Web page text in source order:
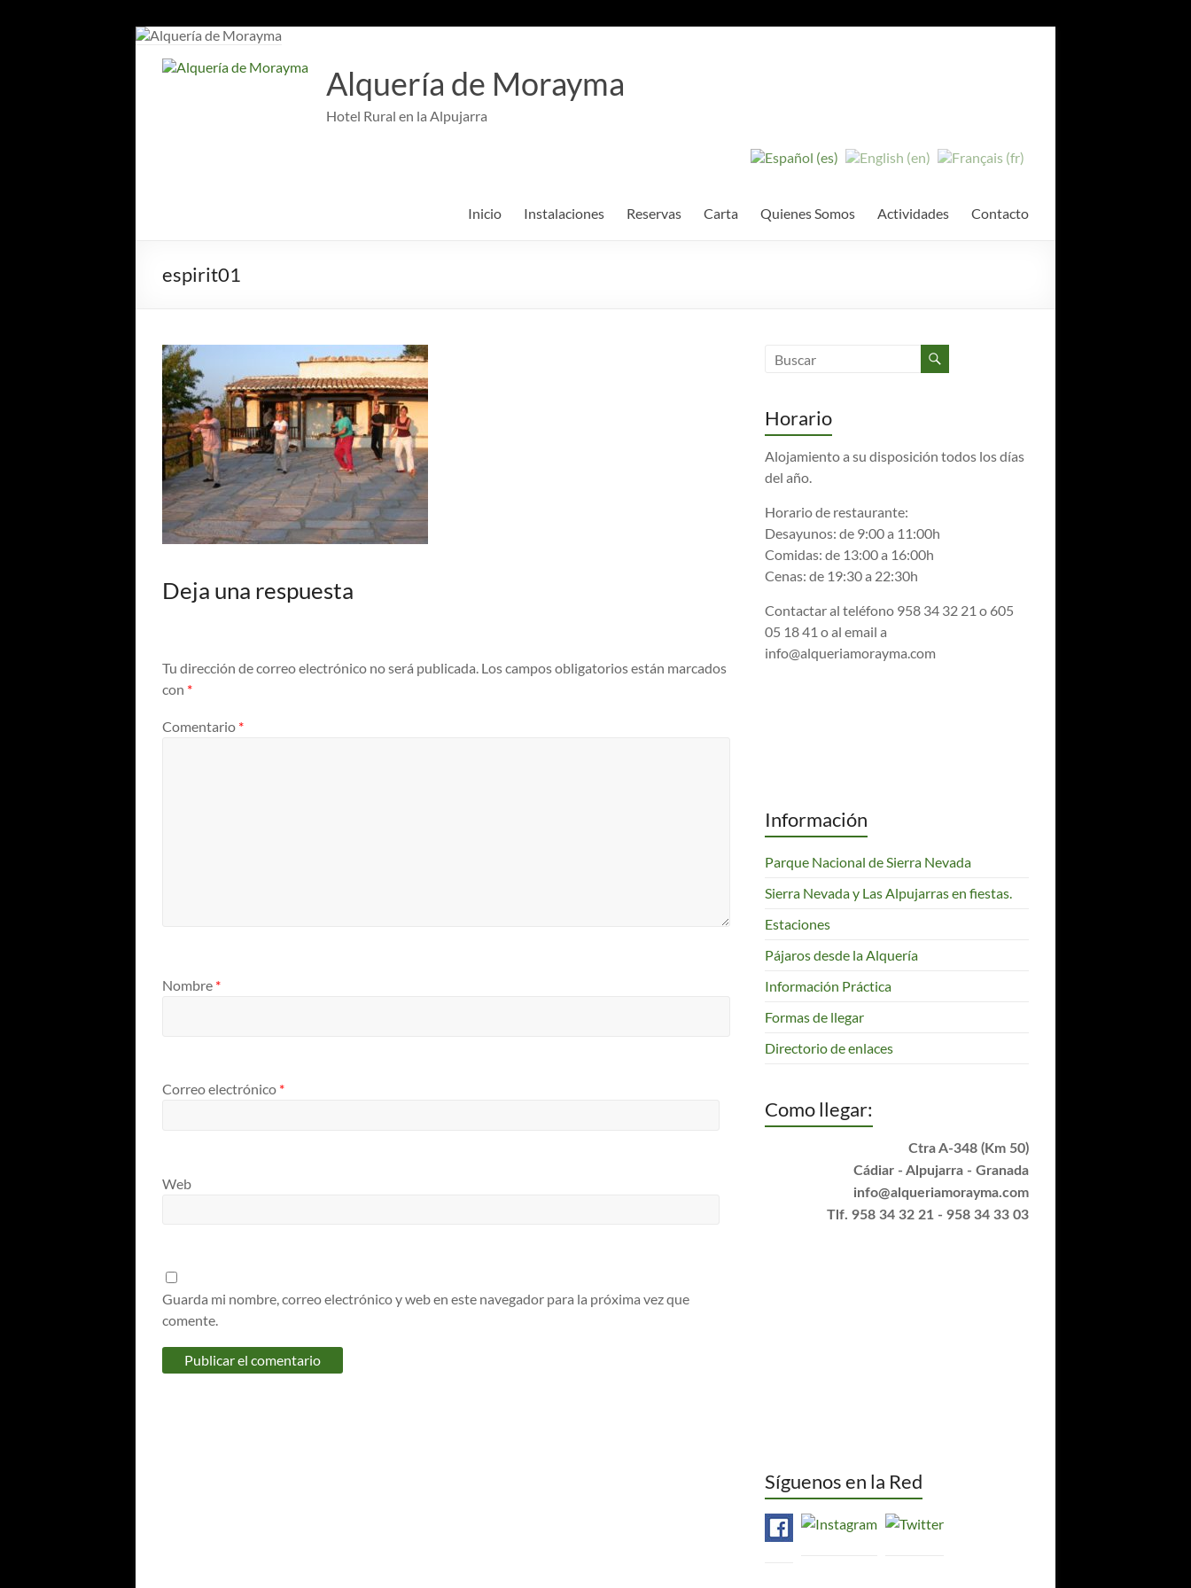
Saltar
contenido
Alquería de Morayma
Hotel Rural en la Alpujarra
Inicio Instalaciones Reservas Carta Quienes Somos Actividades Contacto
espirit01
Deja una respuesta
Tu dirección de correo electrónico no será publicada. Los campos obligatorios están marcados
con *
Comentario *
Nombre *
Correo electrónico *
Web
Guarda mi nombre, correo electrónico y web en este navegador para la próxima vez que
comente.
Horario
Alojamiento a su disposición todos los días
del año.
Horario de restaurante:
Desayunos: de 9:00 a 11:00h
Comidas: de 13:00 a 16:00h
Cenas: de 19:30 a 22:30h
Contactar al teléfono 958 34 32 21 o 605
05 18 41 o al email a
info@alqueriamorayma.com
Información
Parque Nacional de Sierra Nevada
Sierra Nevada y Las Alpujarras en fiestas.
Estaciones
Pájaros desde la Alquería
Información Práctica
Formas de llegar
Directorio de enlaces
Como llegar:
Ctra A-348 (Km 50)
Cádiar - Alpujarra - Granada
info@alqueriamorayma.com
Tlf. 958 34 32 21 - 958 34 33 03
Síguenos en la Red